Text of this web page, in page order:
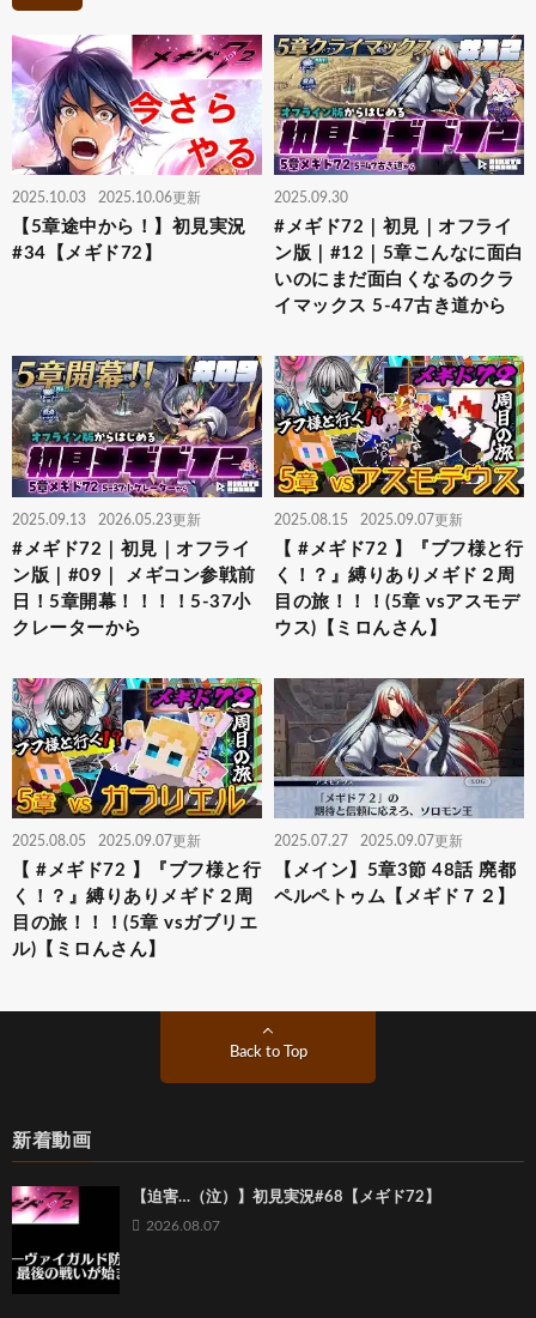
2025.10.03 2025.10.06更新
【5章途中から！】初見実況
#34【メギド72】
2025.09.30
#メギド72｜初見｜オフライ
ン版｜#12｜5章こんなに面白
いのにまだ面白くなるのクラ
イマックス 5-47古き道から
2025.09.13 2026.05.23更新
#メギド72｜初見｜オフライ
ン版｜#09｜ メギコン参戦前
日！5章開幕！！！！5-37小
クレーターから
2025.08.15 2025.09.07更新
【 #メギド72 】『ブフ様と行
く！？』縛りありメギド２周
目の旅！！！(5章 vsアスモデ
ウス)【ミロんさん】
2025.08.05 2025.09.07更新
【 #メギド72 】『ブフ様と行
く！？』縛りありメギド２周
目の旅！！！(5章 vsガブリエ
ル)【ミロんさん】
2025.07.27 2025.09.07更新
【メイン】5章3節 48話 廃都
ペルペトゥム【メギド７２】
Back to Top
新着動画
【迫害…（泣）】初見実況#68【メギド72】
2026.08.07